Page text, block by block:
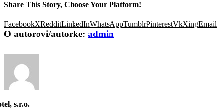
Share This Story, Choose Your Platform!
FacebookXRedditLinkedInWhatsAppTumblrPinterestVkXingEmail
O autorovi/autorke: admin
s.r.o.